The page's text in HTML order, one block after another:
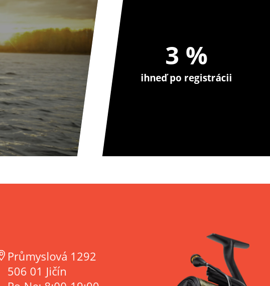
3 %
ihneď po registrácii
Průmyslová 1292
506 01 Jičín